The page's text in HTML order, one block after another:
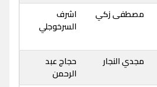
مصطفى زكي
اشرف
السرخوجلي
مجدي النجار
حجاج عبد
الرحمن